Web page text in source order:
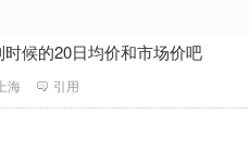
候的20日均价和市场价吧
海 引用